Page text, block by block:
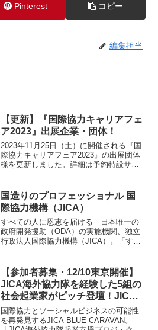
Pinterest コピー
編集担当
【更新】『国際協力キャリアフェ
ア2023』出展企業・団体！
2023年11月25日（土）に開催される『国
際協力キャリアフェア2023』の出展団体
様を更新しました。詳細は予約特設サイ
院など、幅広いアクターの話を聞いて質
問ができ...
国造りのプロフェッショナル 国
際協力機構（JICA）
すべての人に恩恵を届ける 日本唯一の
政府開発援助（ODA）の実施機関、独立
行政法人国際協力機構（JICA）。「すべ
る課題解決に向けて、国際協力のプロフ
ェッショナル集団と...
【参加者募集・12/10東京開催】
JICA海外協力隊を経験した5組の
社会起業家がピッチ登壇！JICA
BLUE Impact Award｜JICA
BLUE CARAVAN ＠TOKYO（オ
国際協力とソーシャルビジネスの可能性
を再発見するJICA BLUE CARAVAN。